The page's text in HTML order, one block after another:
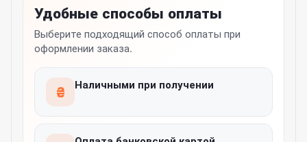
Удобные способы оплаты
Выберите подходящий способ оплаты при
оформлении заказа.
₴ Наличными при получении